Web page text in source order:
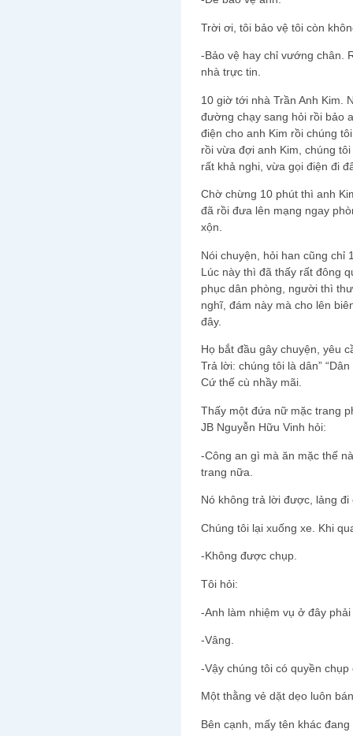
Trời ơi, tôi bảo vệ tôi còn
-Bảo vệ hay chỉ vướng chân.
nhà trực tin.
10 giờ tới nhà Trần Anh Kim.
đường chạy sang hỏi rồi bảo
điện cho anh Kim rồi chúng
rồi vừa đợi anh Kim, chúng
rất khả nghi, vừa gọi điện đi
Chờ chừng 10 phút thì anh
đã rồi đưa lên mạng ngay
xộn.
Nói chuyện, hỏi han cũng chỉ
Lúc này thì đã thấy rất đông
phục dân phòng, người thì
nghĩ, đám này mà cho lên
đây.
Họ bắt đầu gây chuyện, yêu
Trả lời: chúng tôi là dân”
Cứ thế cù nhầy mãi.
Thấy một đứa nữ mặc trang
JB Nguyễn Hữu Vinh hỏi:
-Công an gì mà ăn mặc thế
trang nữa.
Nó không trả lời được, lảng
Chúng tôi lại xuống xe. Khi
-Không được chụp.
Tôi hỏi:
-Anh làm nhiệm vụ ở đây phải
-Vâng.
-Vậy chúng tôi có quyền
Một thằng vẻ dặt dẹo luôn
Bên cạnh, mấy tên khác